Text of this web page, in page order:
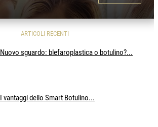
ARTICOLI RECENTI
Nuovo sguardo: blefaroplastica o botulino?...
I vantaggi dello Smart Botulino...